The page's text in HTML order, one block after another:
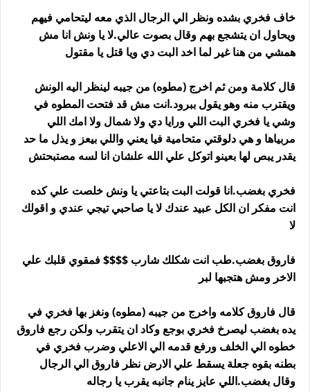
خاف فخري بشده ونظر الي الرجال الذي معه ليتحامي فيهم
ويحاول ان يتشجع بهم وقال بصوت عالي.لا يا ونش انا مش
همشي من هنا غير لما اخد البت دي ويا قتل يا مقتول
قال كلامة ومن ثم اخرج (مطوه) من جيبه لينظر اليه الونش
ويقترب منه وهو يقول ببرود.انت مش قد فتحت المطوه في
وشي يا فخري البت اللي ورايا دي ولا شمال ولا امك اللي
مربياها و هي دلوقتي متحامية فيا يعني واللي بيعز و يذل ما حد
يقدر يبص لها بعينو اتوكل علي الله علشان انا لسه مصتبحتش
فخري بغضب.انا قولت البت بتاعتي يا ونش خلصت علي كده
انت مفكر ان الكل عبيد عندك لا يا صاحبي تيجي عندي و اقولك
لا
فاروق بغضب.طب انت شكلك شارب $$$$ فمقوي قلبك علي
الاخر ومش هتجبها لبر
قال فاروق كلامه واخرج من جيبه (مطوه) ونغز بها فخري في
يده بغضب ليصرخ فخري بوجع وكاد ان يتقرب ولكن رجع فاروق
خطوه الي الخلف ورفع قدمه الي الاعلي وضرب فخري في
بطنه بقوه جعلة يسقط علي الارض نظر فاروق الي الرجال
وقال بغضب.اللي عايز ينام جانبه يقرب يا رجاله